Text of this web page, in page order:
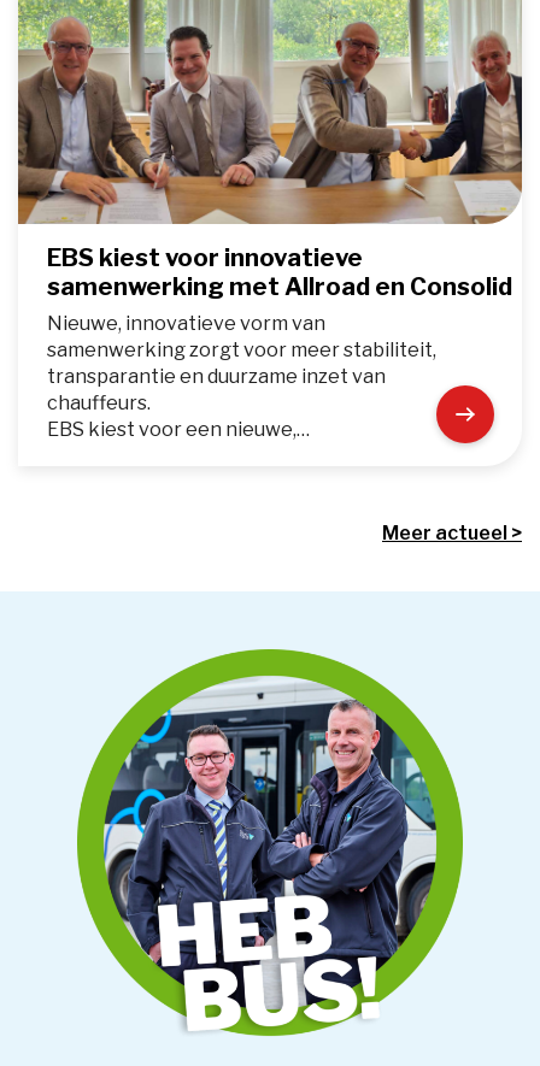
EBS kiest voor innovatieve
samenwerking met Allroad en Consolid
Nieuwe, innovatieve vorm van
samenwerking zorgt voor meer stabiliteit,
transparantie en duurzame inzet van
chauffeurs.
EBS kiest voor een nieuwe,…
Meer actueel >